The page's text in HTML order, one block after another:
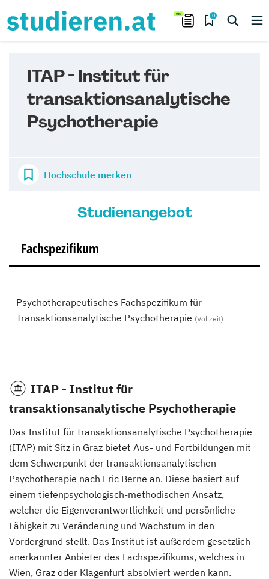
0
ITAP - Institut für
transaktionsanalytische
Psychotherapie
Hochschule merken
Studienangebot
Fachspezifikum
Psychotherapeutisches Fachspezifikum für
Transaktionsanalytische Psychotherapie (Vollzeit)
ITAP - Institut für
transaktionsanalytische Psychotherapie
Das Institut für transaktionsanalytische Psychotherapie
(ITAP) mit Sitz in Graz bietet Aus- und Fortbildungen mit
dem Schwerpunkt der transaktionsanalytischen
Psychotherapie nach Eric Berne an. Diese basiert auf
einem tiefenpsychologisch-methodischen Ansatz,
welcher die Eigenverantwortlichkeit und persönliche
Fähigkeit zu Veränderung und Wachstum in den
Vordergrund stellt. Das Institut ist außerdem gesetzlich
anerkannter Anbieter des Fachspezifikums, welches in
Wien, Graz oder Klagenfurt absolviert werden kann.